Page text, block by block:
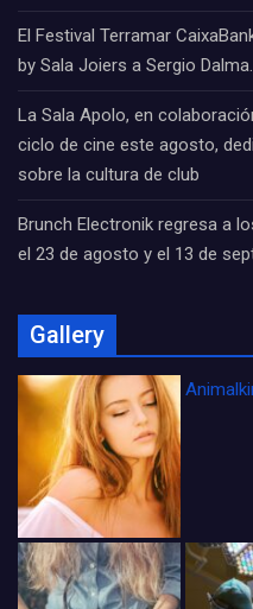
El Festival Terramar
by Sala Joiers a Sergio Dalma.
La Sala Apolo, en
ciclo de cine este agosto,
sobre la cultura de club
Brunch Electronik regresa a
el 23 de agosto y el 13 de
Gallery